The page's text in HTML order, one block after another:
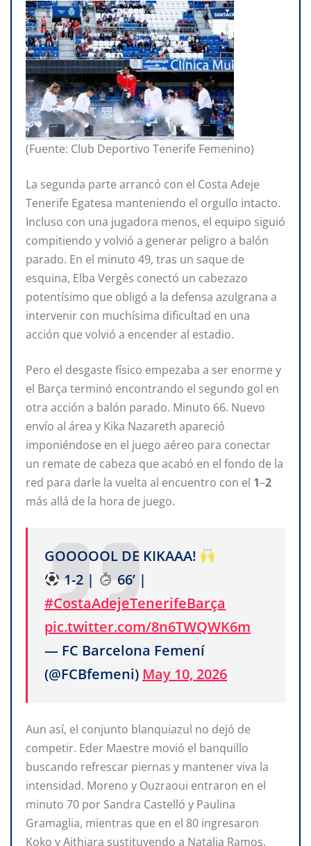
(Fuente: Club Deportivo Tenerife Femenino)
La segunda parte arrancó con el Costa Adeje
Tenerife Egatesa manteniendo el orgullo intacto.
Incluso con una jugadora menos, el equipo siguió
compitiendo y volvió a generar peligro a balón
parado. En el minuto 49, tras un saque de
esquina, Elba Vergés conectó un cabezazo
potentísimo que obligó a la defensa azulgrana a
intervenir con muchísima dificultad en una
acción que volvió a encender al estadio.
Pero el desgaste físico empezaba a ser enorme y
el Barça terminó encontrando el segundo gol en
otra acción a balón parado. Minuto 66. Nuevo
envío al área y Kika Nazareth apareció
imponiéndose en el juego aéreo para conectar
un remate de cabeza que acabó en el fondo de la
red para darle la vuelta al encuentro con el 1–2
más allá de la hora de juego.
GOOOOOL DE KIKAAA!
1-2 |
66’ |
#CostaAdejeTenerifeBarça
pic.twitter.com/8n6TWQWK6m
— FC Barcelona Femení
(@FCBfemeni) May 10, 2026
Aun así, el conjunto blanquiazul no dejó de
competir. Eder Maestre movió el banquillo
buscando refrescar piernas y mantener viva la
intensidad. Moreno y Ouzraoui entraron en el
minuto 70 por Sandra Castelló y Paulina
Gramaglia, mientras que en el 80 ingresaron
Koko y Aithiara sustituyendo a Natalia Ramos,